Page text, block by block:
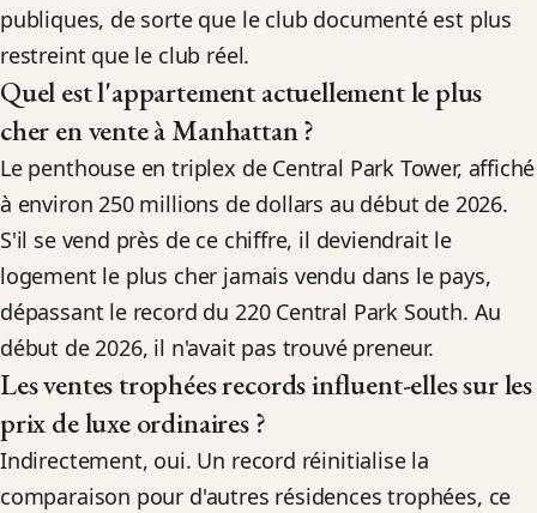
publiques, de sorte que le club documenté est plus
restreint que le club réel.
Quel est l'appartement actuellement le plus
cher en vente à Manhattan ?
Le penthouse en triplex de Central Park Tower, affiché
à environ 250 millions de dollars au début de 2026.
S'il se vend près de ce chiffre, il deviendrait le
logement le plus cher jamais vendu dans le pays,
dépassant le record du 220 Central Park South. Au
début de 2026, il n'avait pas trouvé preneur.
Les ventes trophées records influent-elles sur les
prix de luxe ordinaires ?
Indirectement, oui. Un record réinitialise la
comparaison pour d'autres résidences trophées, ce